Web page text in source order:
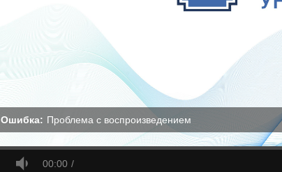
Ошибка: Проблема с воспроизведением
00:00